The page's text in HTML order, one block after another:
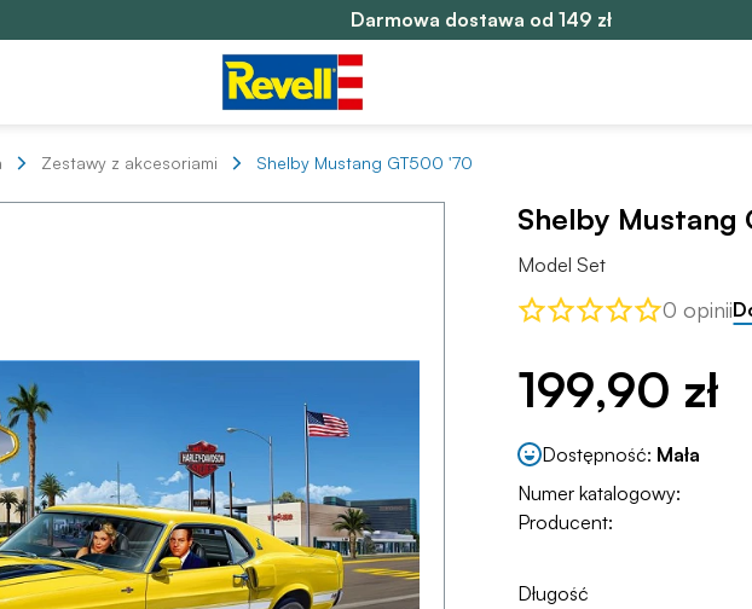
Darmowa dostawa od 149 zł
Zestawy z akcesoriami Shelby Mustang GT500 '70
Shelby
Model Set
0 opinii
199,90 zł
Dostępność: Mała
Numer katalogowy:
Producent:
Długość